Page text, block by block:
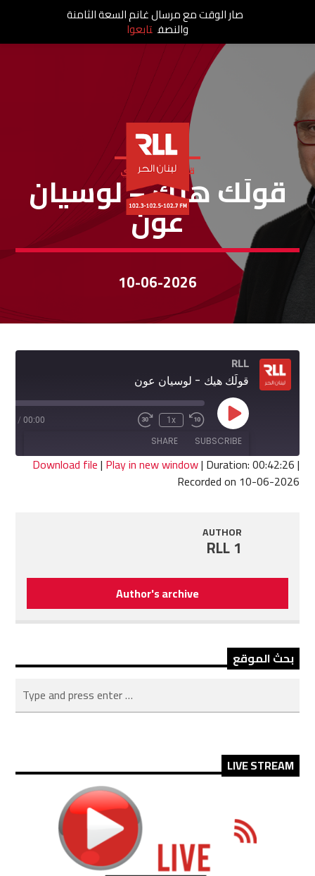
قولك هيك - فادي
قولَك هيك – لوسيان
عون
10-06-2026
RLL
قولَك هيك - لوسيان عون
Play
Episode
Rewind
10
Seconds
1x
Fast
seconds
00:00
/
SUBSCRIBE
SHARE
SHARE
Download file| Play in new window| Duration: 00:42:26|
Recorded on 10-06-2026
AUTHOR
RLL 1
Author's archive
بحث الموقع
LIVE STREAM
صار الوقت مع مرسال غانم السعة الثامنة
والنصف تابعوا